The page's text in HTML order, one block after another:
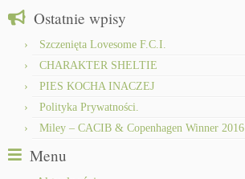
Ostatnie wpisy
Szczenięta Lovesome F.C.I.
CHARAKTER SHELTIE
PIES KOCHA INACZEJ
Polityka Prywatności.
Miley – CACIB & Copenhagen Winner 2016
Menu